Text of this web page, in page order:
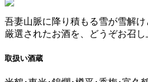
吾妻山脈に降り積もる雪が雪解
厳選されたお酒を、どうぞお召し
取扱い酒蔵